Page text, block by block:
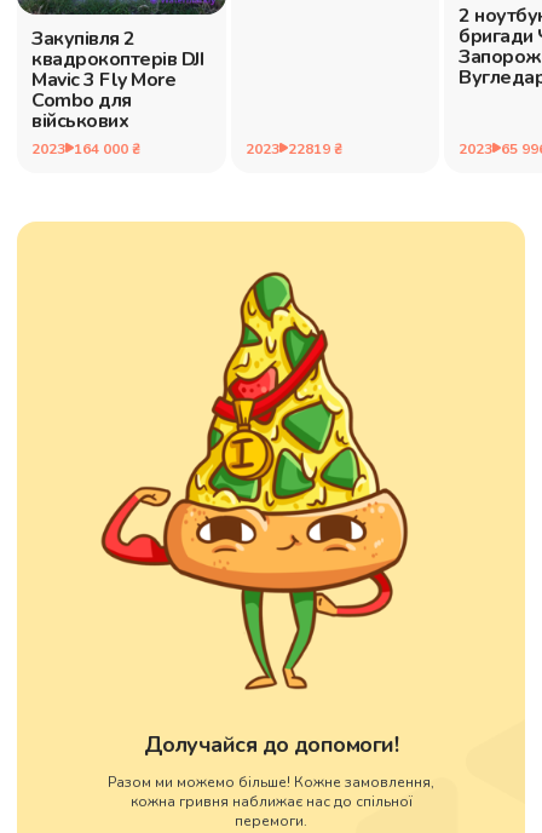
Закупівля 2
квадрокоптерів DJI
Mavic 3 Fly More
Combo для
військових
2023 164 000 ₴ 2023 22819 ₴
2
бригади
2023 65
Долучайся до допомоги!
Разом ми можемо більше! Кожне замовлення,
кожна гривня наближає нас до спільної
перемоги.